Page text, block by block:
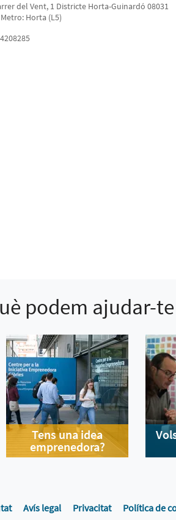
del Vent, 1 Districte Horta-Guinardó 08031
Horta (L5)
podem ajudar-te
Tens una idea
emprenedora?
Avís legal Privacitat Política de